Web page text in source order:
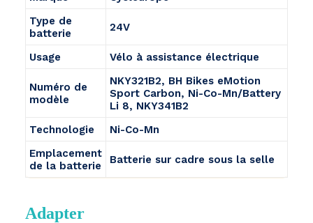
Type de
batterie
24V
Usage Vélo à assistance électrique
Numéro de
modèle
NKY321B2, BH Bikes eMotion
Sport Carbon, Ni-Co-Mn/Battery
Li 8, NKY341B2
Technologie
Ni-Co-Mn
Emplacement
de la batterie
Batterie sur cadre sous la selle
Adapter